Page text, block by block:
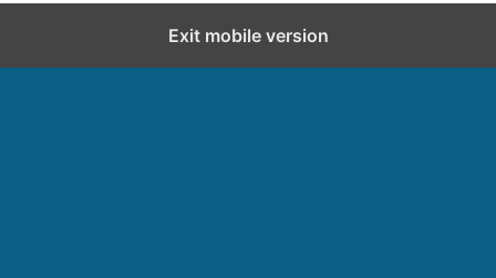
Exit mobile version